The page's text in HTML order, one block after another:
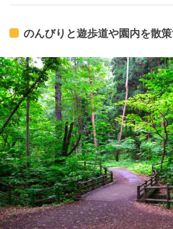
のんびりと遊歩道や園内を散